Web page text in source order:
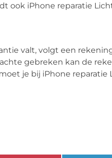
ook iPhone reparatie
valt, volgt een
gebreken kan de
je bij iPhone reparatie